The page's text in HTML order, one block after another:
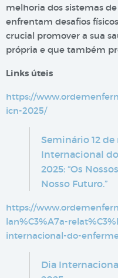
melhoria dos sistemas
enfrentam desafios
crucial promover a sua
própria e que também
Links úteis
https://
icn-2025/
Seminário 12
Internacional
2025: “Os
Nosso Futuro.”
https://
lan%C3%A7a-
internacional-do-
Dia